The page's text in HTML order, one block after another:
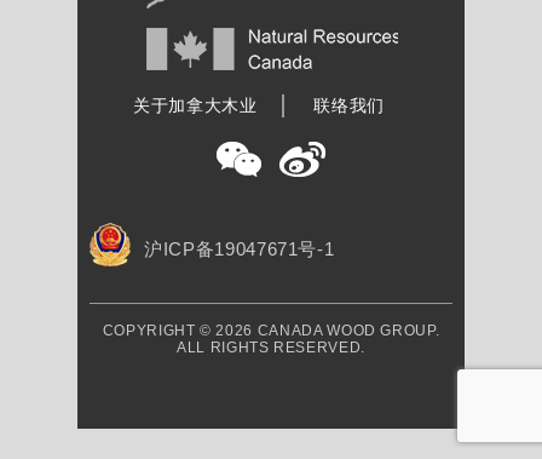
关于加拿大木业 联络我们
沪ICP备19047671号-1
COPYRIGHT © 2026 CANADA WOOD GROUP.
ALL RIGHTS RESERVED.